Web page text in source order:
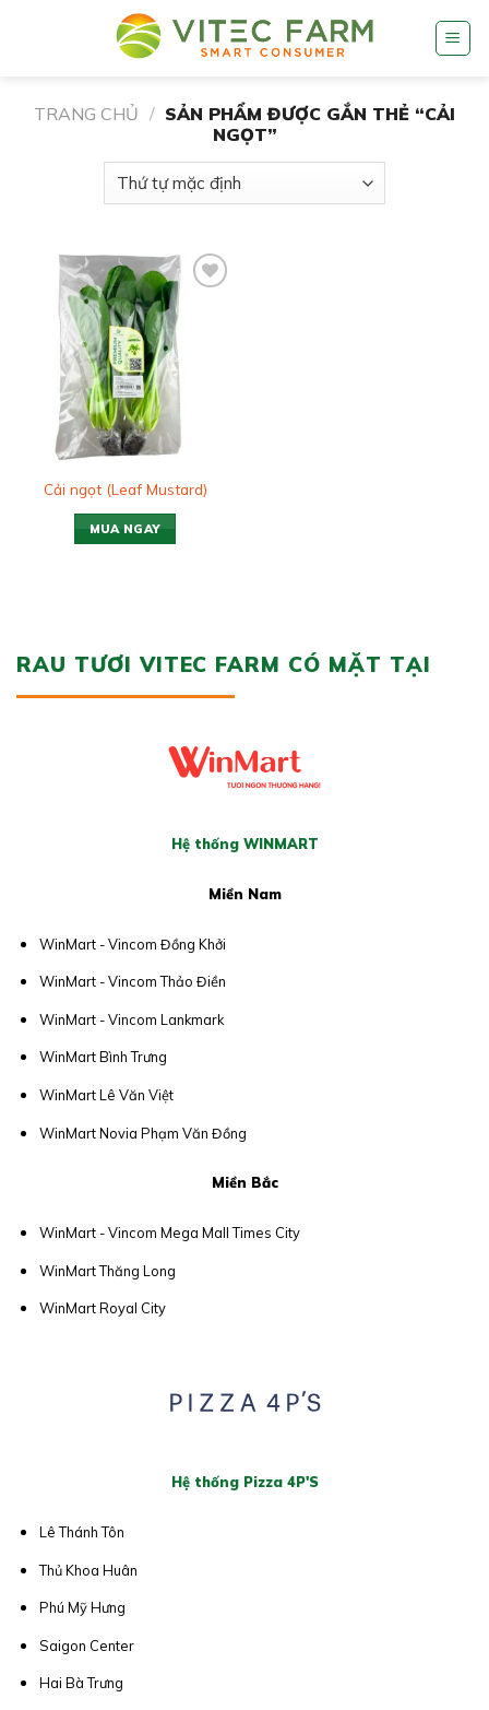
TRANG CHỦ / SẢN PHẨM ĐƯỢC GẮN THẺ “CẢI
NGỌT”
wishlist
Cải ngọt (Leaf Mustard)
MUA NGAY
RAU TƯƠI VITEC FARM CÓ MẶT TẠI
Hệ thống WINMART
Miền Nam
WinMart - Vincom Đồng Khởi
WinMart - Vincom Thảo Điền
WinMart - Vincom Lankmark
WinMart Bình Trưng
WinMart Lê Văn Việt
WinMart Novia Phạm Văn Đồng
Miền Bắc
WinMart - Vincom Mega Mall Times City
WinMart Thăng Long
WinMart Royal City
Hệ thống Pizza 4P'S
Lê Thánh Tôn
Thủ Khoa Huân
Phú Mỹ Hưng
Saigon Center
Hai Bà Trưng